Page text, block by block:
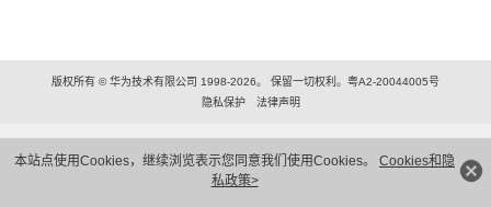
本站点使用Cookies，继续浏览表示您同意我们使用Cookies。 Cookies和隐
私政策>
版权所有 © 华为技术有限公司 1998-2026。 保留一切权利。粤A2-20044005号
隐私保护
法律声明